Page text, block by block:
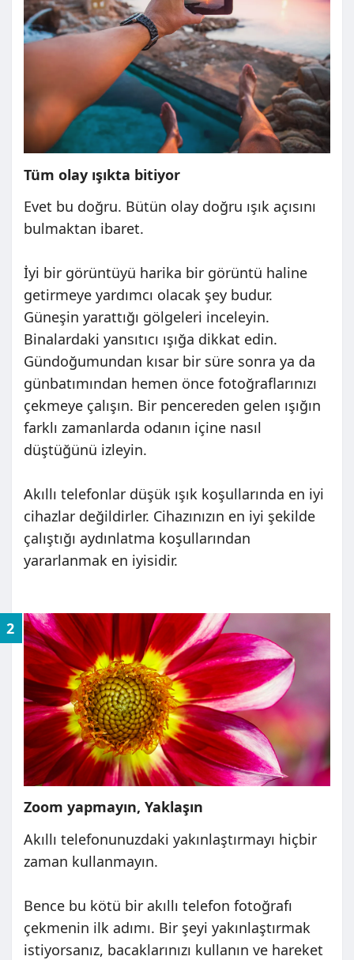
Tüm olay ışıkta bitiyor
Evet bu doğru. Bütün olay doğru ışık açısını
bulmaktan ibaret.
İyi bir görüntüyü harika bir görüntü haline
getirmeye yardımcı olacak şey budur.
Güneşin yarattığı gölgeleri inceleyin.
Binalardaki yansıtıcı ışığa dikkat edin.
Gündoğumundan kısar bir süre sonra ya da
günbatımından hemen önce fotoğraflarınızı
çekmeye çalışın. Bir pencereden gelen ışığın
farklı zamanlarda odanın içine nasıl
düştüğünü izleyin.
Akıllı telefonlar düşük ışık koşullarında en iyi
cihazlar değildirler. Cihazınızın en iyi şekilde
çalıştığı aydınlatma koşullarından
yararlanmak en iyisidir.
2
Zoom yapmayın, Yaklaşın
Akıllı telefonunuzdaki yakınlaştırmayı hiçbir
zaman kullanmayın.
Bence bu kötü bir akıllı telefon fotoğrafı
çekmenin ilk adımı. Bir şeyi yakınlaştırmak
istiyorsanız, bacaklarınızı kullanın ve hareket